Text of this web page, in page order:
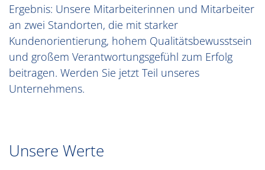
Ergebnis: Unsere Mitarbeiterinnen und Mitarbeiter
an zwei Standorten, die mit starker
Kundenorientierung, hohem Qualitätsbewusstsein
und großem Verantwortungsgefühl zum Erfolg
beitragen. Werden Sie jetzt Teil unseres
Unternehmens.
Unsere Werte